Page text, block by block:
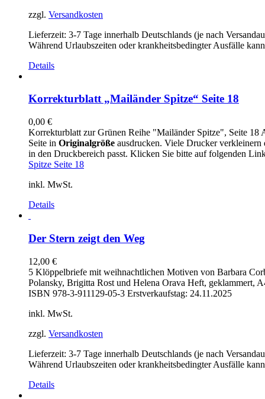
zzgl. Versandkosten
Lieferzeit: 3-7 Tage innerhalb Deutschlands (je nach
Während Urlaubszeiten oder krankheitsbedingter Ausfälle
Details
Korrekturblatt „Mailänder Spitze“ Seite 18
0,00 €
Korrekturblatt zur Grünen Reihe "Mailänder Spitze", Seite 18
Seite in Originalgröße ausdrucken. Viele Drucker verkleinern
in den Druckbereich passt. Klicken Sie bitte auf folgenden
Spitze Seite 18
inkl. MwSt.
Details
Der Stern zeigt den Weg
12,00 €
5 Klöppelbriefe mit weihnachtlichen Motiven von Barbara
Polansky, Brigitta Rost und Helena Orava Heft, geklammert,
ISBN 978-3-911129-05-3 Erstverkaufstag: 24.11.2025
inkl. MwSt.
zzgl. Versandkosten
Lieferzeit: 3-7 Tage innerhalb Deutschlands (je nach
Während Urlaubszeiten oder krankheitsbedingter Ausfälle
Details